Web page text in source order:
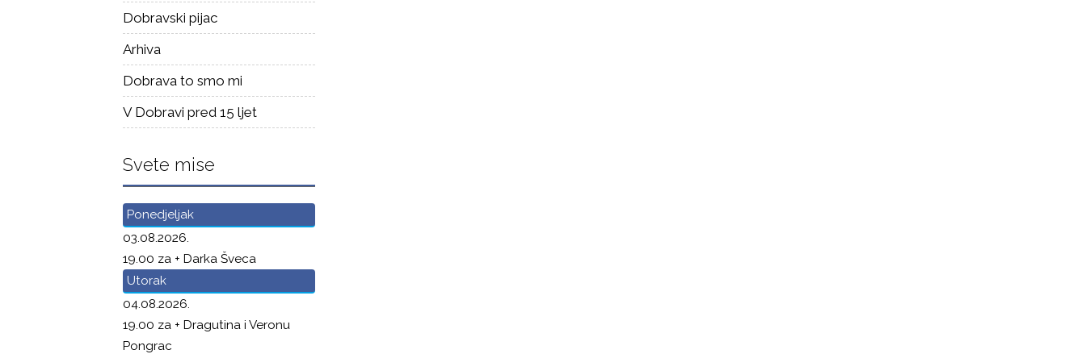
Dobravski pijac
Arhiva
Dobrava to smo mi
V Dobravi pred 15 ljet
Svete mise
Ponedjeljak
03.08.2026.
19.00 za + Darka Šveca
Utorak
04.08.2026.
19.00 za + Dragutina i Veronu
Pongrac